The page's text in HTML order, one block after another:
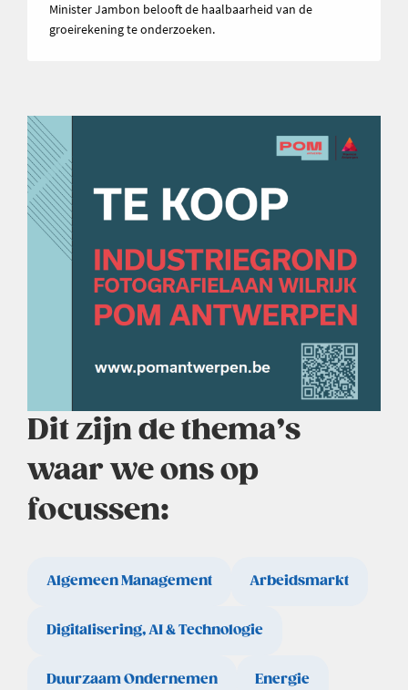
Minister Jambon belooft de haalbaarheid van de
groeirekening te onderzoeken.
Dit zijn de thema’s
waar we ons op
focussen:
Algemeen Management Arbeidsmarkt
Digitalisering, AI & Technologie
Duurzaam Ondernemen Energie